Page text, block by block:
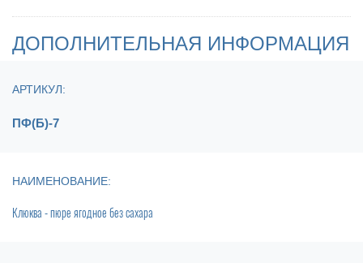
ДОПОЛНИТЕЛЬНАЯ ИНФОРМАЦИЯ
АРТИКУЛ:
ПФ(Б)-7
НАИМЕНОВАНИЕ:
Клюква - пюре ягодное без сахара